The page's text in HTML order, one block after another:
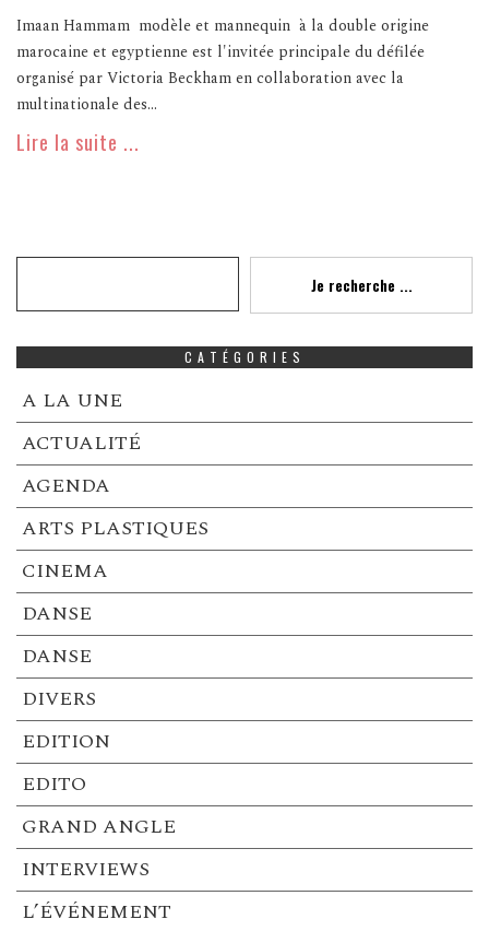
Imaan Hammam modèle et mannequin à la double origine
marocaine et egyptienne est l'invitée principale du défilée
organisé par Victoria Beckham en collaboration avec la
multinationale des...
Lire la suite ...
Je recherche ...
CATÉGORIES
A LA UNE
ACTUALITÉ
AGENDA
ARTS PLASTIQUES
CINEMA
DANSE
DANSE
DIVERS
EDITION
EDITO
GRAND ANGLE
INTERVIEWS
L’ÉVÉNEMENT